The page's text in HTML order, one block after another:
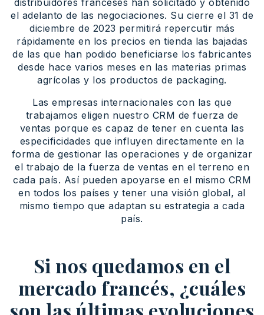
el adelanto de las negociaciones. Su cierre el 31 de
diciembre de 2023 permitirá repercutir más
rápidamente en los precios en tienda las bajadas
de las que han podido beneficiarse los fabricantes
desde hace varios meses en las materias primas
agrícolas y los productos de packaging.
Las empresas internacionales con las que
trabajamos eligen nuestro CRM de fuerza de
ventas porque es capaz de tener en cuenta las
especificidades que influyen directamente en la
forma de gestionar las operaciones y de organizar
el trabajo de la fuerza de ventas en el terreno en
cada país. Así pueden apoyarse en el mismo CRM
en todos los países y tener una visión global, al
mismo tiempo que adaptan su estrategia a cada
país.
Si nos quedamos en el
mercado francés, ¿cuáles
son las últimas evoluciones